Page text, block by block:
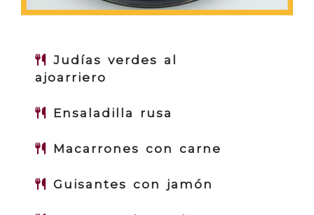
Judías verdes al
ajoarriero
Ensaladilla rusa
Macarrones con carne
Guisantes con jamón